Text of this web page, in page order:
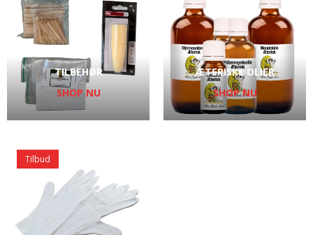
TILBEHØR
SHOP NU
ÆTERISKE OLIER
SHOP NU
Tilbud